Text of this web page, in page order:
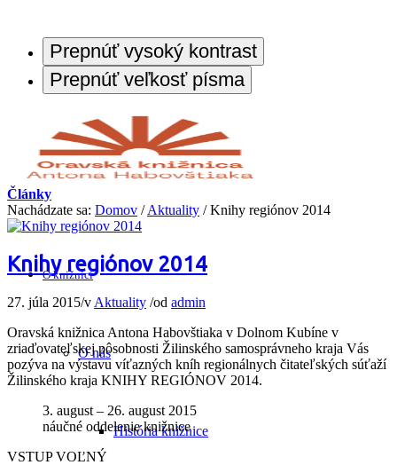
Prepnúť vysoký kontrast
Prepnúť veľkosť písma
O knižnici
O nás
História knižnice
Články
Nachádzate sa: Domov / Aktuality / Knihy regiónov 2014
Knihy regiónov 2014
27. júla 2015/v Aktuality /od admin
Oravská knižnica Antona Habovštiaka v Dolnom Kubíne v
zriaďovateľskej pôsobnosti Žilinského samosprávneho kraja Vás
pozýva na výstavu víťazných kníh regionálnych čitateľských súťaží
Žilinského kraja KNIHY REGIÓNOV 2014.
3. august – 26. august 2015
náučné oddelenie knižnice
VSTUP VOĽNÝ